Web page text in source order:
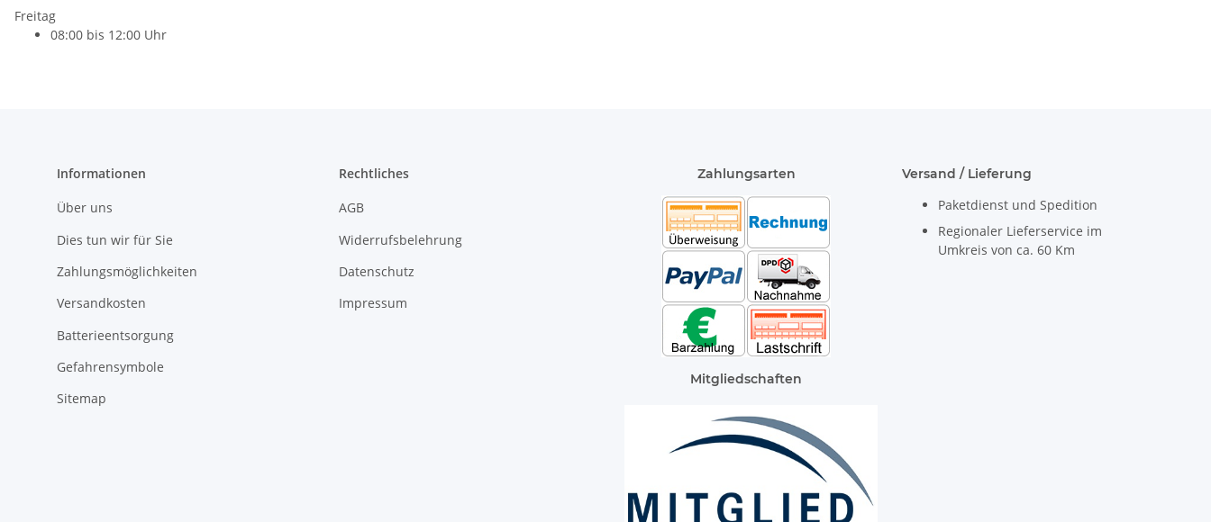
Freitag
08:00 bis 12:00 Uhr
Informationen
Über uns
Dies tun wir für Sie
Zahlungsmöglichkeiten
Versandkosten
Batterieentsorgung
Gefahrensymbole
Sitemap
Rechtliches
AGB
Widerrufsbelehrung
Datenschutz
Impressum
Zahlungsarten
Mitgliedschaften
Versand / Lieferung
Paketdienst und Spedition
Regionaler Lieferservice im
Umkreis von ca. 60 Km